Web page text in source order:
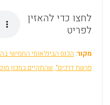
לחצו כדי להאזין
לפריט
מקור: הכנס הבינלאומי החמישי
פרשת דרכים", שהתקיים במכון